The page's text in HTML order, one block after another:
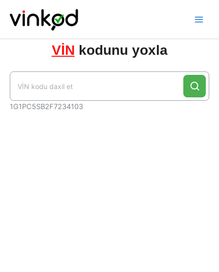
content
VİN kodunu yoxla
1G1PC5SB2F7234103